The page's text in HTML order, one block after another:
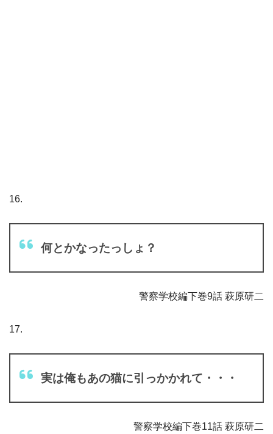
16.
何とかなったっしょ？
警察学校編下巻9話 萩原研二
17.
実は俺もあの猫に引っかかれて・・・
警察学校編下巻11話 萩原研二